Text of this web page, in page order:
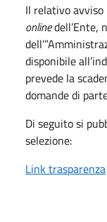
Il relativo avviso
onlinedell’Ente,
disponibile
prevede la
domande di
Di seguito si
selezione:
Link trasparenza